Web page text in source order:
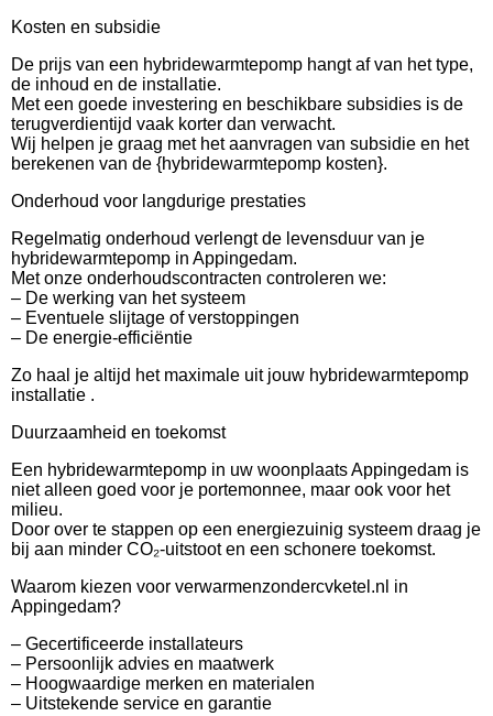
Kosten en subsidie
De prijs van een hybridewarmtepomp hangt af van het type,
de inhoud en de installatie.
Met een goede investering en beschikbare subsidies is de
terugverdientijd vaak korter dan verwacht.
Wij helpen je graag met het aanvragen van subsidie en het
berekenen van de {hybridewarmtepomp kosten}.
Onderhoud voor langdurige prestaties
Regelmatig onderhoud verlengt de levensduur van je
hybridewarmtepomp in Appingedam.
Met onze onderhoudscontracten controleren we:
– De werking van het systeem
– Eventuele slijtage of verstoppingen
– De energie-efficiëntie
Zo haal je altijd het maximale uit jouw hybridewarmtepomp
installatie .
Duurzaamheid en toekomst
Een hybridewarmtepomp in uw woonplaats Appingedam is
niet alleen goed voor je portemonnee, maar ook voor het
milieu.
Door over te stappen op een energiezuinig systeem draag je
bij aan minder CO₂-uitstoot en een schonere toekomst.
Waarom kiezen voor verwarmenzondercvketel.nl in
Appingedam?
– Gecertificeerde installateurs
– Persoonlijk advies en maatwerk
– Hoogwaardige merken en materialen
– Uitstekende service en garantie